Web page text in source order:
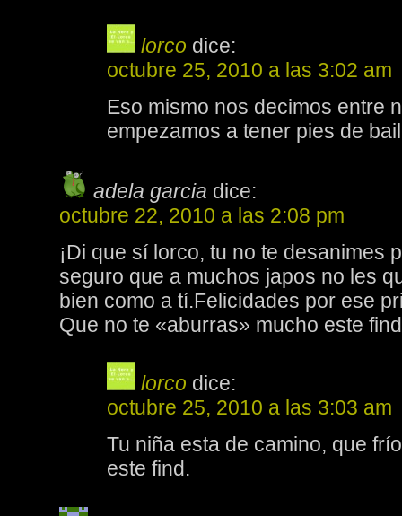
lorco dice:
octubre 25, 2010 a las 3:02 am
Eso mismo nos decimos entre
empezamos a tener pies de
adela garcia dice:
octubre 22, 2010 a las 2:08 pm
¡Di que sí lorco, tu no te desanimes
seguro que a muchos japos no les
bien como a tí.Felicidades por ese
Que no te «aburras» mucho este
lorco dice:
octubre 25, 2010 a las 3:03 am
Tu niña esta de camino, que
este find.